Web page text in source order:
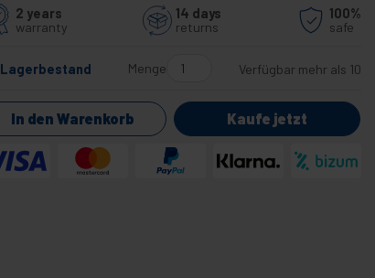
2 years
warranty
14 days
returns
100%
safe
Lagerbestand Menge Verfügbar mehr als 10
In den Warenkorb Kaufe jetzt